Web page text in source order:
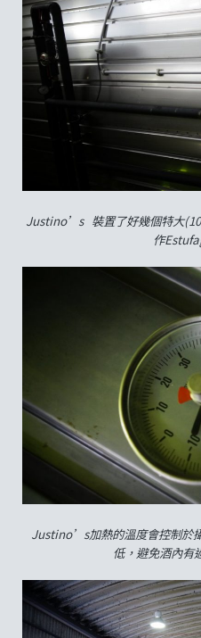
Justino’s 裝置了好幾個特大
作
Justino’s加熱的溫度會控制於
低，避免酒內有